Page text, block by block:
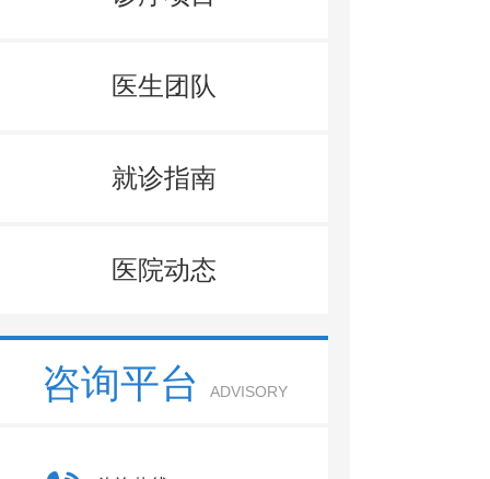
医生团队
就诊指南
医院动态
咨询平台 ADVISORY